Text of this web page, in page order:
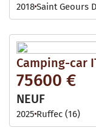
2018Saint Geours
Camping-car
75600 €
NEUF
2025 Ruffec (16)